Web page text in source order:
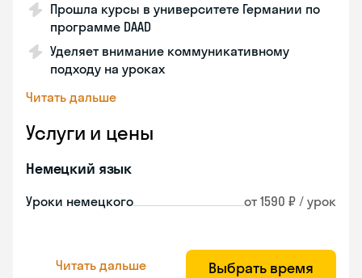
Прошла курсы в университете Германии по
программе DAAD
Уделяет внимание коммуникативному
подходу на уроках
Читать дальше
Услуги и цены
Немецкий язык
Уроки немецкого от 1590 ₽ / урок
Читать дальше Выбрать время